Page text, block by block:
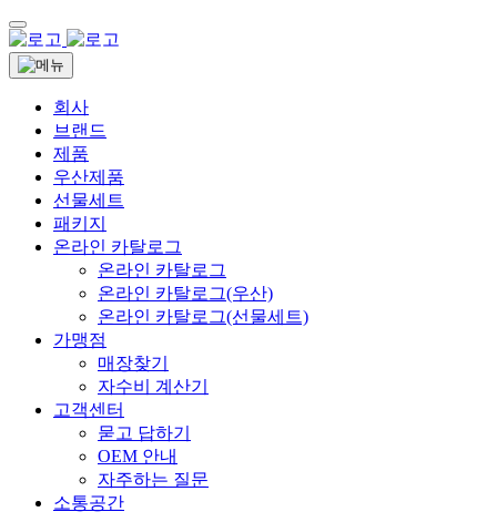
회사
브랜드
제품
우산제품
선물세트
패키지
온라인 카탈로그
온라인 카탈로그
온라인 카탈로그(우산)
온라인 카탈로그(선물세트)
가맹점
매장찾기
자수비 계산기
고객센터
묻고 답하기
OEM 안내
자주하는 질문
소통공간